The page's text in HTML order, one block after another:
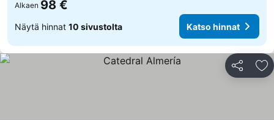
Alkaen 98 €
Näytä hinnat 10 sivustolta Katso hinnat
Jaa